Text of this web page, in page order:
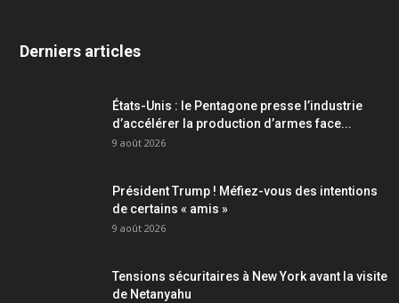
Derniers articles
États-Unis : le Pentagone presse l’industrie
d’accélérer la production d’armes face...
9 août 2026
Président Trump ! Méfiez-vous des intentions
de certains « amis »
9 août 2026
Tensions sécuritaires à New York avant la visite
de Netanyahu